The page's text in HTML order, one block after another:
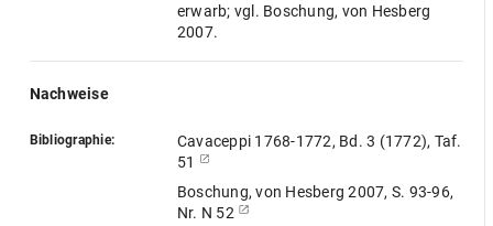
erwarb; vgl. Boschung, von Hesberg
2007.
Nachweise
Bibliographie:
Cavaceppi 1768-1772, Bd. 3 (1772), Taf.
51
Boschung, von Hesberg 2007, S. 93-96,
Nr. N 52